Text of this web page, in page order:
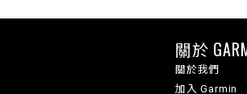
關於
關於我們
加入 Garmin